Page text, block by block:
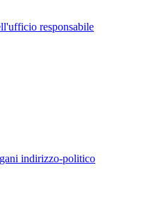
responsabile
indirizzo-politico